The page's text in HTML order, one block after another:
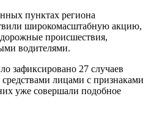
пунктах региона
широкомасштабную акцию,
происшествия,
водителями.
зафиксировано 27 случаев
лицами с признаками
уже совершали подобное